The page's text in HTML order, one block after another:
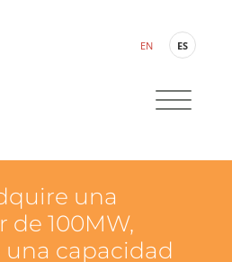
EN ES
una
de 100MW,
capacidad